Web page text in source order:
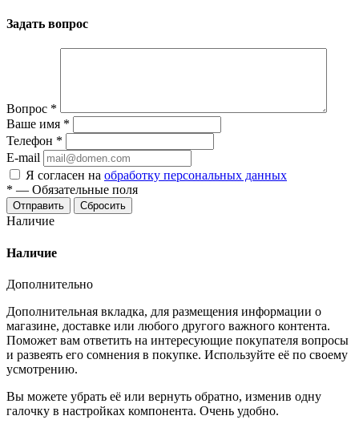
Задать вопрос
Вопрос *
Ваше имя *
Телефон *
E-mail
Я согласен на обработку персональных данных
* — Обязательные поля
Отправить Сбросить
Наличие
Наличие
Дополнительно
Дополнительная вкладка, для размещения информации о
магазине, доставке или любого другого важного контента.
Поможет вам ответить на интересующие покупателя вопросы
и развеять его сомнения в покупке. Используйте её по своему
усмотрению.
Вы можете убрать её или вернуть обратно, изменив одну
галочку в настройках компонента. Очень удобно.